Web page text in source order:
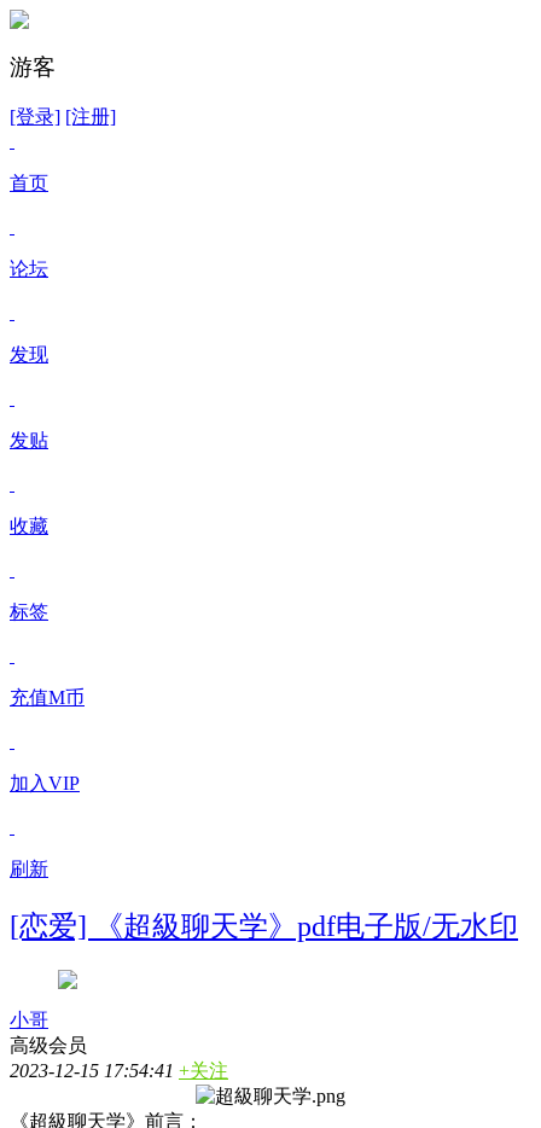
游客
[登录] [注册]
首页
论坛
发现
发贴
收藏
标签
充值M币
加入VIP
刷新
[恋爱] 《超級聊天学》pdf电子版/无水印
小哥
高级会员
2023-12-15 17:54:41 +关注
《超級聊天学》前言：